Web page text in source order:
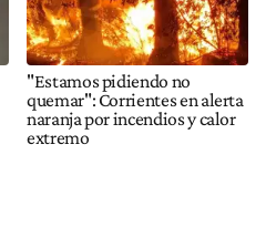
"Estamos pidiendo no
quemar": Corrientes en alerta
naranja por incendios y calor
extremo